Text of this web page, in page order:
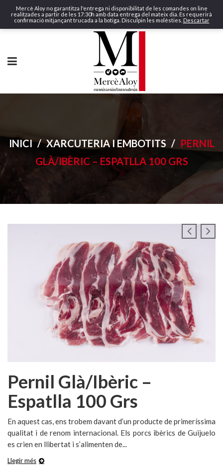
Mercè Aloy no garantitza l'entrega ni disponibilitat de les comandes on line
realitzades a partir de les 17:30h amb data entrega del mateix dia. Es requerirà
confirmació mitjançant trucada a la botiga. Disculpin les molèsties. Descartar
INICI / XARCUTERIA I EMBOTITS / PERNIL
GLÀ/IBÈRIC – ESPATLLA 100 GRS
Pernil Glà/ibèric –
Espatlla 100 Grs
En aquest cas, ens trobem davant d’un producte de primeríssima
qualitat i de renom internacional. Els porcs ibèrics de Guijuelo
es crien en llibertat i s’alimenten de...
Llegir més